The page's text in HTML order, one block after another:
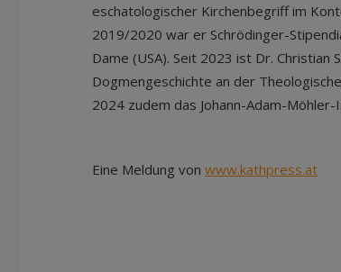
eschatologischer Kirchenbegriff im
2019/2020 war er Schrödinger-
Dame (USA). Seit 2023 ist Dr.
Dogmengeschichte an der
2024 zudem das Johann-Adam-
Eine Meldung von www.kathpress.at